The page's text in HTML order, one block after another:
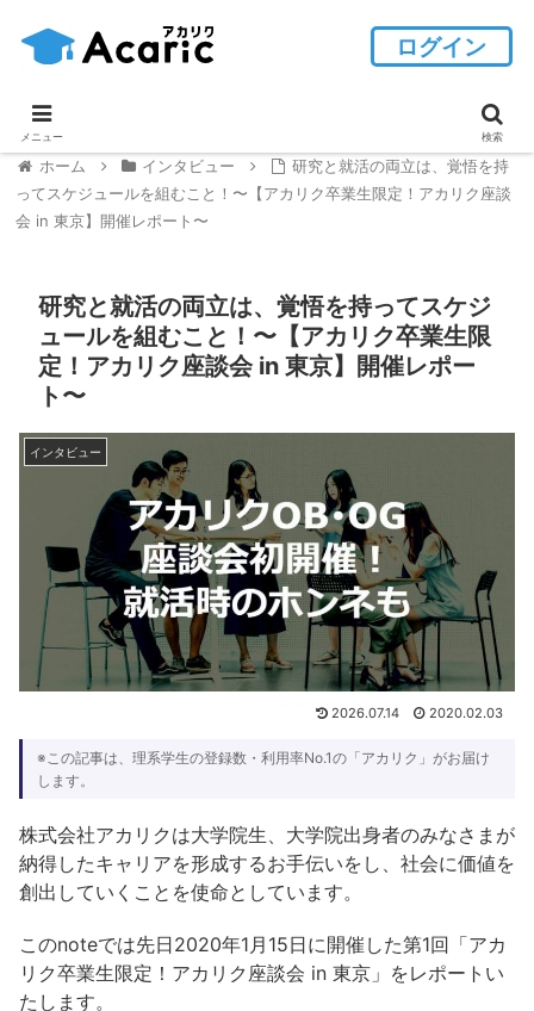
ホーム インタビュー
研究と就活の両立は、覚悟を持
ってスケジュールを組むこと！〜【アカリク卒業生限定！アカリク座談
会 in 東京】開催レポート〜
研究と就活の両立は、覚悟を持ってスケジ
ュールを組むこと！〜【アカリク卒業生限
定！アカリク座談会 in 東京】開催レポー
ト〜
インタビュー
2026.07.14 2020.02.03
※この記事は、理系学生の登録数・利用率No.1の「アカリク」がお届け
します。
株式会社アカリクは大学院生、大学院出身者のみなさまが
納得したキャリアを形成するお手伝いをし、社会に価値を
創出していくことを使命としています。
このnoteでは先日2020年1月15日に開催した第1回「アカ
リク卒業生限定！アカリク座談会 in 東京」をレポートい
たします。
ログイン
メニュー 検索